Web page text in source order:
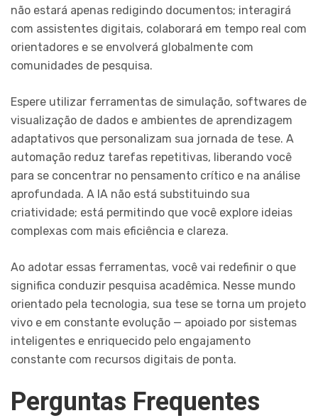
não estará apenas redigindo documentos; interagirá
com assistentes digitais, colaborará em tempo real com
orientadores e se envolverá globalmente com
comunidades de pesquisa.
Espere utilizar ferramentas de simulação, softwares de
visualização de dados e ambientes de aprendizagem
adaptativos que personalizam sua jornada de tese. A
automação reduz tarefas repetitivas, liberando você
para se concentrar no pensamento crítico e na análise
aprofundada. A IA não está substituindo sua
criatividade; está permitindo que você explore ideias
complexas com mais eficiência e clareza.
Ao adotar essas ferramentas, você vai redefinir o que
significa conduzir pesquisa acadêmica. Nesse mundo
orientado pela tecnologia, sua tese se torna um projeto
vivo e em constante evolução — apoiado por sistemas
inteligentes e enriquecido pelo engajamento
constante com recursos digitais de ponta.
Perguntas Frequentes